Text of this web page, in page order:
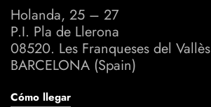
Holanda, 25 – 27
P.I. Pla de Llerona
08520. Les Franqueses del Vallès
BARCELONA (Spain)
Cómo llegar